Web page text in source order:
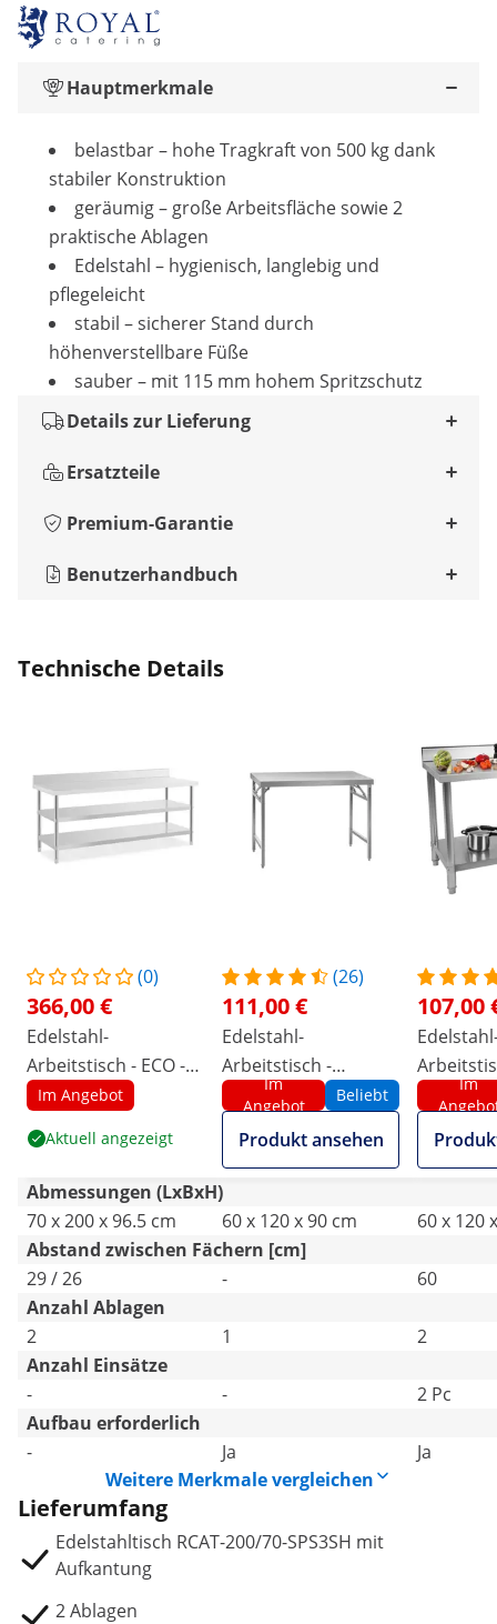
Hauptmerkmale
belastbar – hohe Tragkraft von 500 kg dank
stabiler Konstruktion
geräumig – große Arbeitsfläche sowie 2
praktische Ablagen
Edelstahl – hygienisch, langlebig und
pflegeleicht
stabil – sicherer Stand durch
höhenverstellbare Füße
sauber – mit 115 mm hohem Spritzschutz
Details zur Lieferung
Ersatzteile
Premium-Garantie
Benutzerhandbuch
Technische Details
(0)
366,00 €
Edelstahl-
Arbeitstisch - ECO -
200 x 70 cm - 500 kg -
Royal Catering
Im Angebot
Aktuell angezeigt
(26)
111,00 €
Edelstahl-
Arbeitstisch -
PREMIUM - 120 x 60
cm - 210 kg -
klappbar - Royal
Im
Angebot
Beliebt
Produkt ansehen
107,00
120 x
Catering
Im
Abmessungen (LxBxH)
70 x 200 x 96.5 cm
60 x 120 x 90 cm
60 x 120
Abstand zwischen Fächern [cm]
29 / 26
-
60
Anzahl Ablagen
2
1
2
Anzahl Einsätze
-
-
2 Pc
Aufbau erforderlich
-
Ja
Ja
Weitere Merkmale vergleichen
Lieferumfang
Edelstahltisch RCAT-200/70-SPS3SH mit
Aufkantung
2 Ablagen